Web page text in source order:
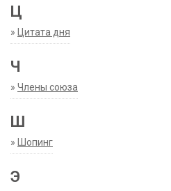
Ц
» Цитата дня
Ч
» Члены союза
Ш
» Шопинг
Э